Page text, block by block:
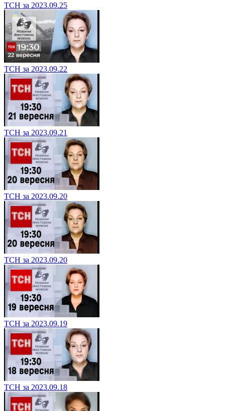
ТСН за 2023.09.25
ТСН за 2023.09.22
ТСН за 2023.09.21
ТСН за 2023.09.20
ТСН за 2023.09.20
ТСН за 2023.09.19
ТСН за 2023.09.18